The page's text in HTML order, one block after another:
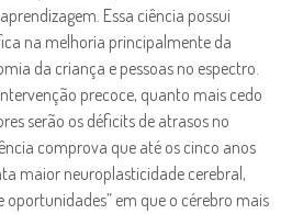
Essa ciência possui
na melhoria principalmente da
da criança e pessoas no espectro.
precoce, quanto mais cedo
serão os déficits de atrasos no
comprova que até os cinco anos
maior neuroplasticidade cerebral,
oportunidades” em que o cérebro mais